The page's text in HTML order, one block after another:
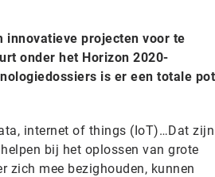
innovatieve projecten voor te
onder het Horizon 2020-
is er een totale pot
internet of things (IoT)…Dat zijn
bij het oplossen van grote
zich mee bezighouden, kunnen